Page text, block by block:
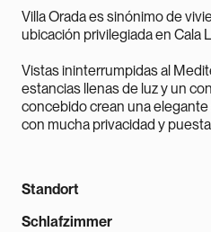
Villa Orada es sinónimo de
ubicación privilegiada en Cala
Vistas ininterrumpidas al
estancias llenas de luz y un
concebido crean una
con mucha privacidad y
Standort
Schlafzimmer